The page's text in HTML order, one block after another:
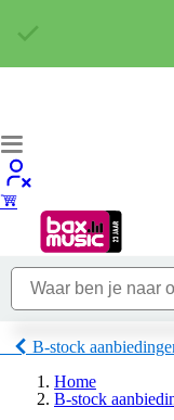
B-stock
Home
B-stock